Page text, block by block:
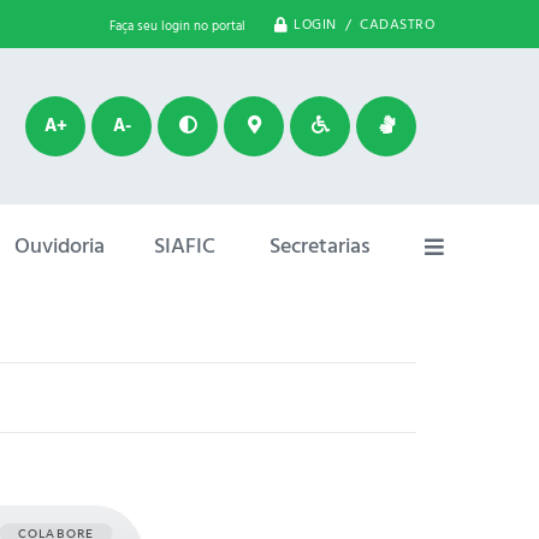
Faça seu login no portal LOGIN / CADASTRO
A+ A-
Ouvidoria SIAFIC Secretarias
COLABORE